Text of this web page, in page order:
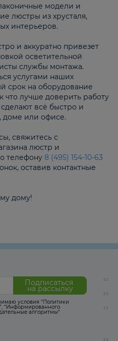
модели и
люстры из хрусталя,
интерьеров.
и аккуратно привезет
осветительной
службы монтажа.
услугами наших
срок на оборудование
что лучше доверить работу
всё быстро и
доме или офисе.
свяжитесь с
люстр и
телефону 8 (495) 154-10-63
оставив контактные
дому!
Подписаться
на рассылку
условия “Политики
, “Информированного
алгоритмы“